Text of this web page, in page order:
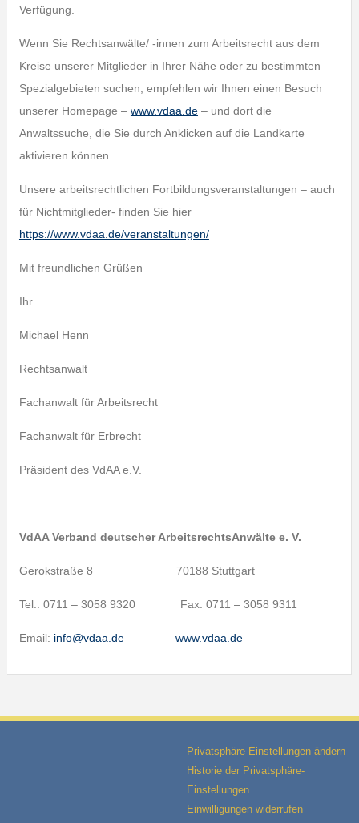
Verfügung.
Wenn Sie Rechtsanwälte/ -innen zum Arbeitsrecht aus dem
Kreise unserer Mitglieder in Ihrer Nähe oder zu bestimmten
Spezialgebieten suchen, empfehlen wir Ihnen einen Besuch
unserer Homepage – www.vdaa.de– und dort die
Anwaltssuche, die Sie durch Anklicken auf die Landkarte
aktivieren können.
Unsere arbeitsrechtlichen Fortbildungsveranstaltungen – auch
für Nichtmitglieder- finden Sie hier
https://www.vdaa.de/veranstaltungen/
Mit freundlichen Grüßen
Ihr
Michael Henn
Rechtsanwalt
Fachanwalt für Arbeitsrecht
Fachanwalt für Erbrecht
Präsident des VdAA e.V.
VdAA Verband deutscher ArbeitsrechtsAnwälte e. V.
Gerokstraße 8 70188 Stuttgart
Tel.: 0711 – 3058 9320 Fax: 0711 – 3058 9311
Email: info@vdaa.de www.vdaa.de
Privatsphäre-Einstellungen ändern
Historie der Privatsphäre-
Einstellungen
Einwilligungen widerrufen